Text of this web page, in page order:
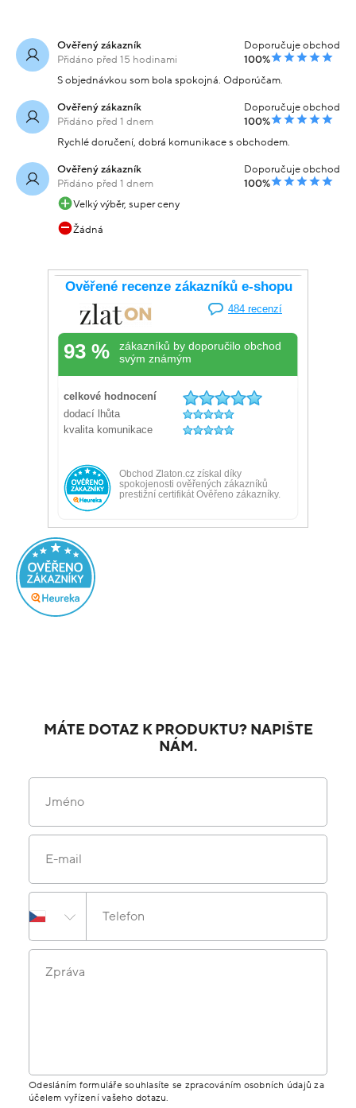
Ověřený zákazník
Přidáno před 15 hodinami
Doporučuje obchod
100%
S objednávkou som bola spokojná. Odporúčam.
Ověřený zákazník
Přidáno před 1 dnem
Doporučuje obchod
100%
Rychlé doručení, dobrá komunikace s obchodem.
Ověřený zákazník
Přidáno před 1 dnem
Doporučuje obchod
100%
Velký výběr, super ceny
Žádná
MÁTE DOTAZ K PRODUKTU? NAPIŠTE
NÁM.
Jméno
E-mail
Telefon
Zpráva
Odesláním formuláře souhlasíte se zpracováním osobních údajů za
účelem vyřízení vašeho dotazu.